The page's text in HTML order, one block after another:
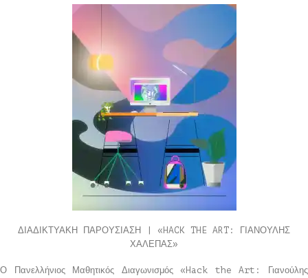
ΔΙΑΔΙΚΤΥΑΚΗ ΠΑΡΟΥΣΙΑΣΗ | «HACK THE ART: ΓΙΑΝΟΥΛΗΣ
ΧΑΛΕΠΑΣ»
Ο Πανελλήνιος Μαθητικός Διαγωνισμός «Hack the Art: Γιανούλης